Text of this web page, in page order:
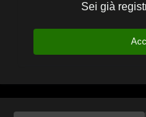
Sei già